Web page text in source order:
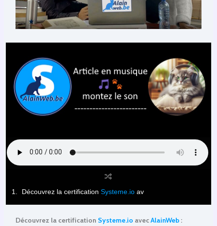
Découvrez la certification Systeme.ioav
Découvrez la certification Systeme.io avecAlainWeb: